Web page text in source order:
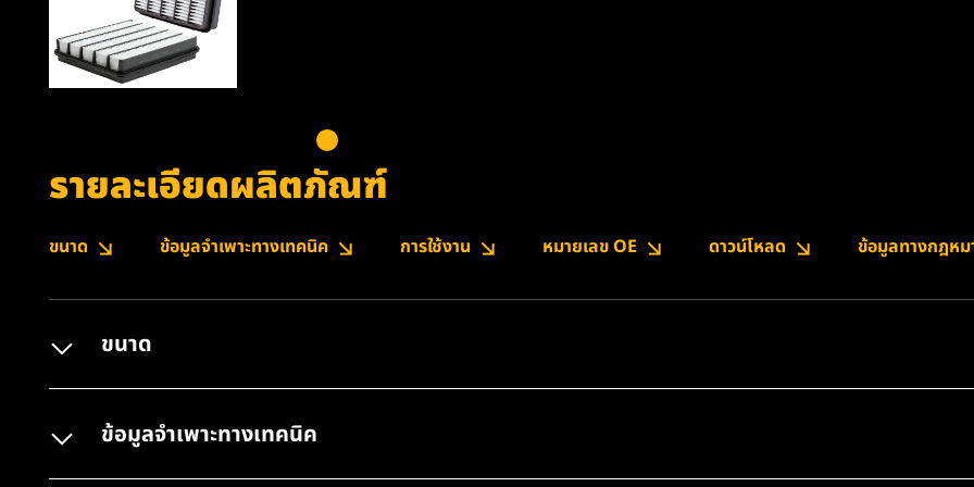
รายละเอียดผลิตภัณฑ์
ขนาด ข้อมูลจำเพาะทางเทคนิค การใช้งาน หมายเลข OE ดาวน์โหลด ข้อมูลทางกฎหม
ขนาด
ข้อมูลจำเพาะทางเทคนิค